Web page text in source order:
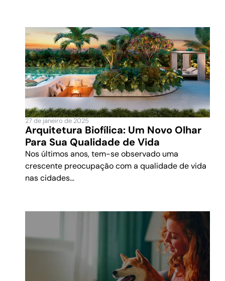
27 de janeiro de 2025
Arquitetura Biofílica: Um Novo Olhar
Para Sua Qualidade de Vida
Nos últimos anos, tem-se observado uma
crescente preocupação com a qualidade de vida
nas cidades...